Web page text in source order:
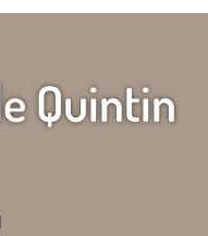
Quintin